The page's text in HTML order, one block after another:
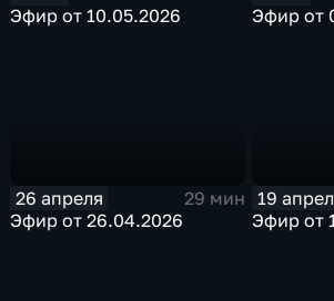
Эфир от 10.05.2026
Эфир от
26 апреля
29 мин
Эфир от 26.04.2026
19
Эфир от